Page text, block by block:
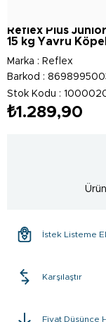
Reflex Plus
15 kg Yavru
Marka : Reflex
Barkod :
Stok Kodu
₺1.289,90
İstek Listeme
Karşılaştır
Fiyat Düşünce